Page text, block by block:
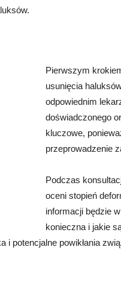
Pierwszym
usunięcia
odpowiednim
doświadczonego
kluczowe,
przeprowadzenie
Podczas
oceni stopień
informacji będzie
konieczna i jakie
i potencjalne powikłania